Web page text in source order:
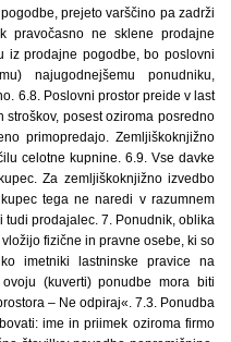
prejeto varščino pa zadrži
pravočasno ne sklene prodajne
prodajne pogodbe, bo poslovni
najugodnejšemu ponudniku,
6.8. Poslovni prostor preide v last
posest oziroma posredno
primopredajo. Zemljiškoknjižno
celotne kupnine. 6.9. Vse davke
Za zemljiškoknjižno izvedbo
tega ne naredi v razumnem
tudi prodajalec. 7. Ponudnik, oblika
fizične in pravne osebe, ki so
imetniki lastninske pravice na
(kuverti) ponudbe mora biti
– Ne odpiraj«. 7.3. Ponudba
ime in priimek oziroma firmo